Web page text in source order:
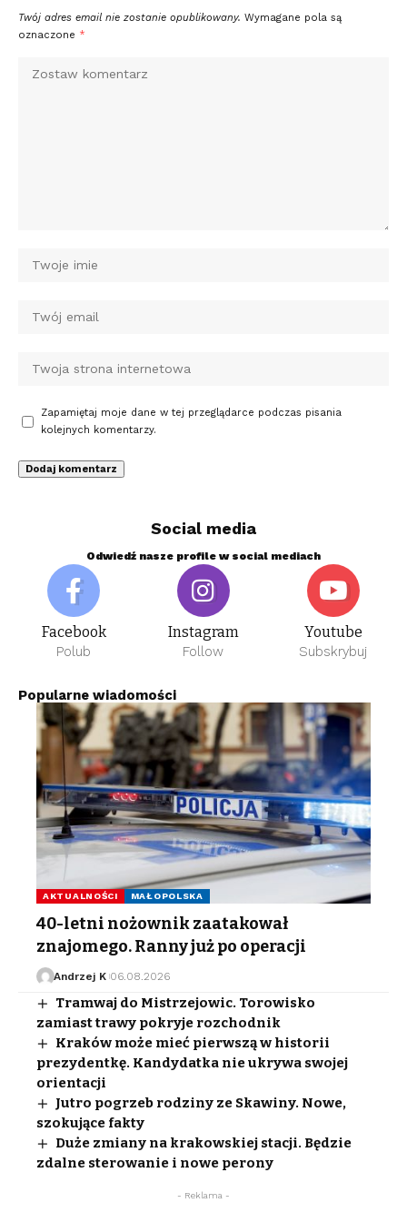
Twój adres email nie zostanie opublikowany. Wymagane pola są
oznaczone *
Zapamiętaj moje dane w tej przeglądarce podczas pisania
kolejnych komentarzy.
Social media
Odwiedź nasze profile w social mediach
Facebook
Polub
Instagram
Follow
Youtube
Subskrybuj
Popularne wiadomości
AKTUALNOŚCI MAŁOPOLSKA
40-letni nożownik zaatakował
znajomego. Ranny już po operacji
Andrzej K 06.08.2026
Tramwaj do Mistrzejowic. Torowisko
zamiast trawy pokryje rozchodnik
Kraków może mieć pierwszą w historii
prezydentkę. Kandydatka nie ukrywa swojej
orientacji
Jutro pogrzeb rodziny ze Skawiny. Nowe,
szokujące fakty
Duże zmiany na krakowskiej stacji. Będzie
zdalne sterowanie i nowe perony
- Reklama -